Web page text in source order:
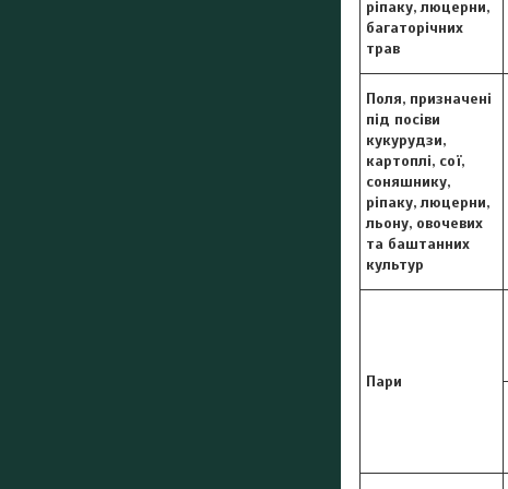
ріпаку, люцерни,
багаторічних
трав
Поля, призначені
під посіви
кукурудзи,
картоплі, сої,
соняшнику,
ріпаку, люцерни,
льону, овочевих
та баштанних
культур
Пари